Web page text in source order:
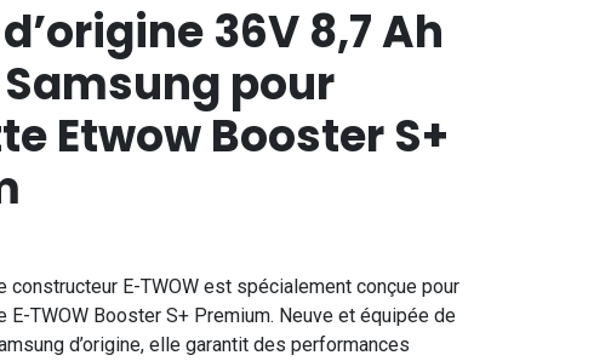
36V 8,7 Ah
pour
Etwow Booster S+
constructeur E-TWOW est spécialement conçue pour
TWOW Booster S+ Premium. Neuve et équipée de
d’origine, elle garantit des performances